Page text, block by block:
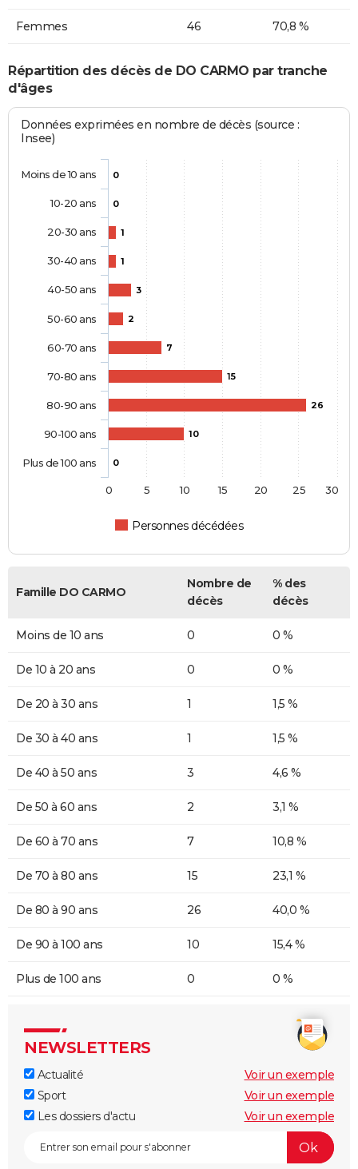
Femmes 46 70,8 %
Répartition des décès de DO CARMO par tranche
d'âges
Données exprimées en nombre de décès (source :
Insee)
0
0
1
1
3
2
7
15
26
10
0
Personnes décédées
Moins de 10 ans
10-20 ans
20-30 ans
30-40 ans
40-50 ans
50-60 ans
60-70 ans
70-80 ans
80-90 ans
90-100 ans
Plus de 100 ans
0 5 10 15 20 25 30
Famille DO CARMO
Nombre de
décès
% des
décès
Moins de 10 ans 0 0 %
De 10 à 20 ans 0 0 %
De 20 à 30 ans 1 1,5 %
De 30 à 40 ans 1 1,5 %
De 40 à 50 ans 3 4,6 %
De 50 à 60 ans 2 3,1 %
De 60 à 70 ans 7 10,8 %
De 70 à 80 ans 15 23,1 %
De 80 à 90 ans 26 40,0 %
De 90 à 100 ans 10 15,4 %
Plus de 100 ans 0 0 %
NEWSLETTERS
Actualité
Voir un exemple
Sport
Voir un exemple
Les dossiers d'actu
Voir un exemple